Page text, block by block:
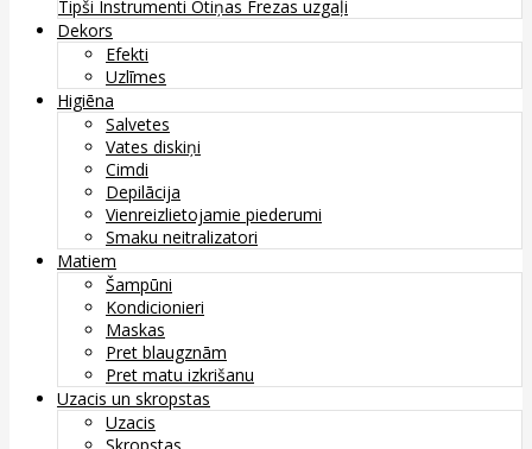
Tipši Instrumenti Otiņas Frezas uzgaļi
Dekors
Efekti
Uzlīmes
Higiēna
Salvetes
Vates diskiņi
Cimdi
Depilācija
Vienreizlietojamie piederumi
Smaku neitralizatori
Matiem
Šampūni
Kondicionieri
Maskas
Pret blaugznām
Pret matu izkrišanu
Uzacis un skropstas
Uzacis
Skropstas